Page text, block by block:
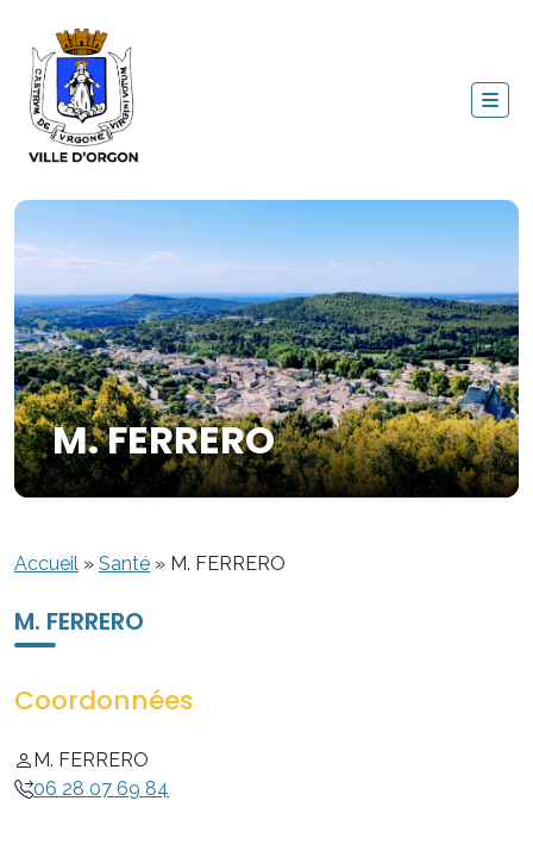
M. FERRERO
Accueil » Santé » M. FERRERO
M. FERRERO
Coordonnées
M. FERRERO
06 28 07 69 84